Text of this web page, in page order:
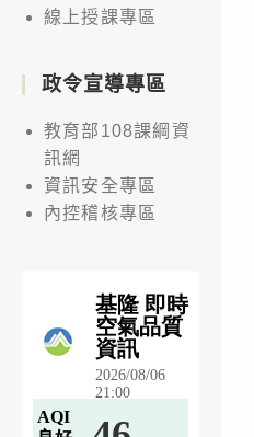
線上授課專區
政令宣導專區
教育部108課綱資
訊網
資訊安全專區
內控稽核專區